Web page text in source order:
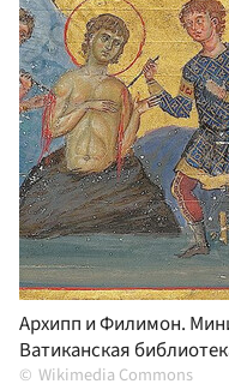
Архипп и Филимон.
Ватиканская
Wikimedia Commons